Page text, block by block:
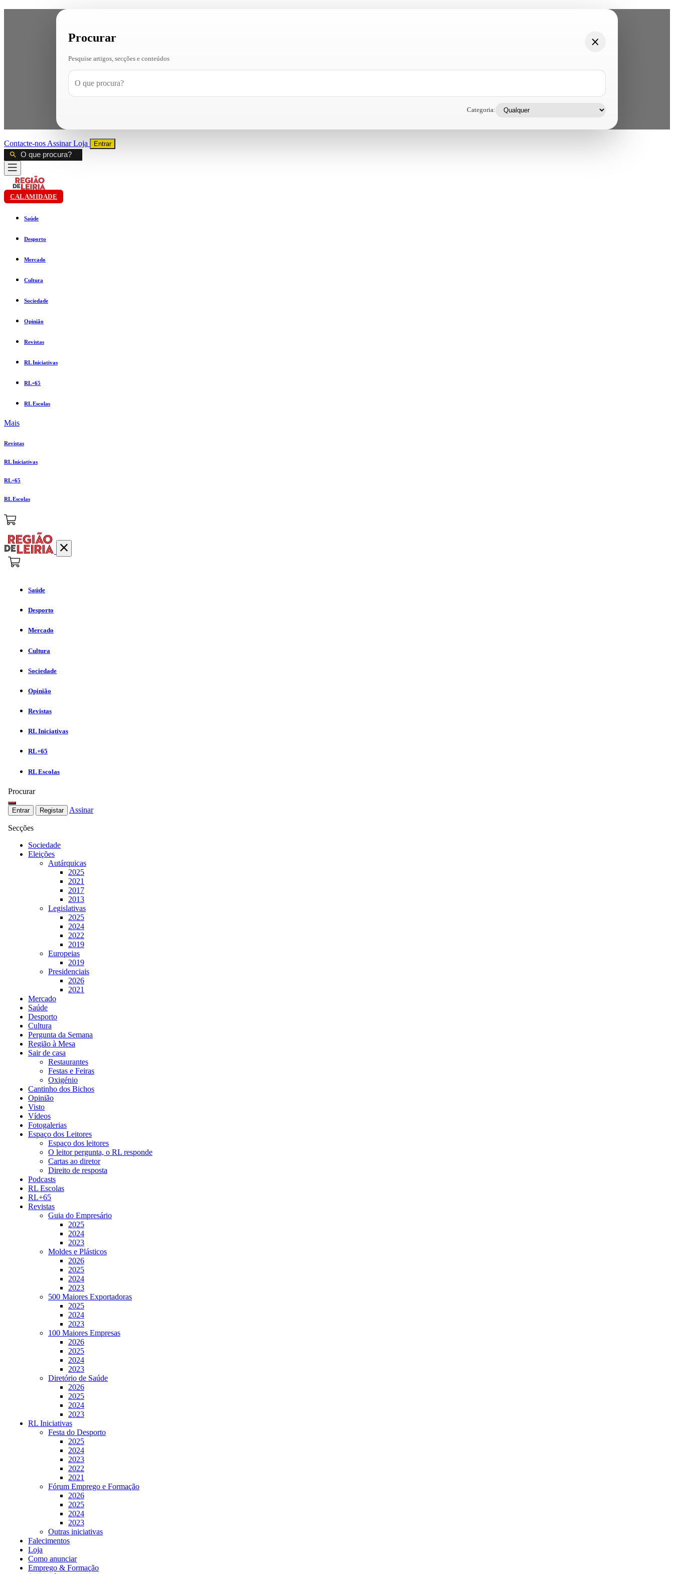
Procurar
Pesquise artigos, secções e conteúdos
Categoria:
Contacte-nos AssinarLoja Entrar
CALAMIDADE
Saúde
Desporto
Mercado
Cultura
Sociedade
Opinião
Revistas
RL Iniciativas
RL+65
RL Escolas
Mais
Revistas
RL Iniciativas
RL+65
RL Escolas
Saúde
Desporto
Mercado
Cultura
Sociedade
Opinião
Revistas
RL Iniciativas
RL+65
RL Escolas
Procurar
Entrar Registar Assinar
Secções
Sociedade
Eleições
Autárquicas
2025
2021
2017
2013
Legislativas
2025
2024
2022
2019
Europeias
2019
Presidenciais
2026
2021
Mercado
Saúde
Desporto
Cultura
Pergunta da Semana
Região à Mesa
Sair de casa
Restaurantes
Festas e Feiras
Oxigénio
Cantinho dos Bichos
Opinião
Visto
Vídeos
Fotogalerias
Espaço dos Leitores
Espaço dos leitores
O leitor pergunta, o RL responde
Cartas ao diretor
Direito de resposta
Podcasts
RL Escolas
RL+65
Revistas
Guia do Empresário
2025
2024
2023
Moldes e Plásticos
2026
2025
2024
2023
500 Maiores Exportadoras
2025
2024
2023
100 Maiores Empresas
2026
2025
2024
2023
Diretório de Saúde
2026
2025
2024
2023
RL Iniciativas
Festa do Desporto
2025
2024
2023
2022
2021
Fórum Emprego e Formação
2026
2025
2024
2023
Outras iniciativas
Falecimentos
Loja
Como anunciar
Emprego & Formação